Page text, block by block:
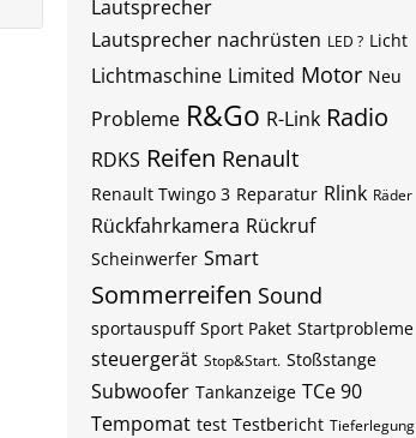
Lautsprecher
Lautsprecher nachrüsten LED ? Licht
Lichtmaschine Limited Motor Neu
Probleme R&Go R-Link Radio
RDKS Reifen Renault
Renault Twingo 3 Reparatur Rlink Räder
Rückfahrkamera Rückruf
Scheinwerfer Smart
Sommerreifen Sound
sportauspuff Sport Paket Startprobleme
steuergerät Stop&Start. Stoßstange
Subwoofer Tankanzeige TCe 90
Tempomat test Testbericht Tieferlegung